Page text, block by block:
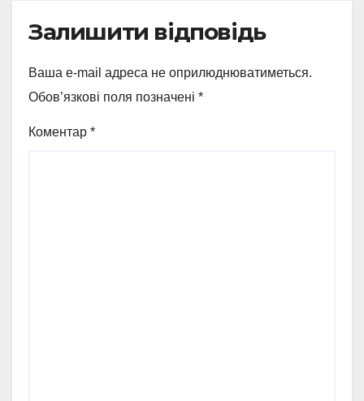
Залишити відповідь
Ваша e-mail адреса не оприлюднюватиметься.
Обов’язкові поля позначені *
Коментар *